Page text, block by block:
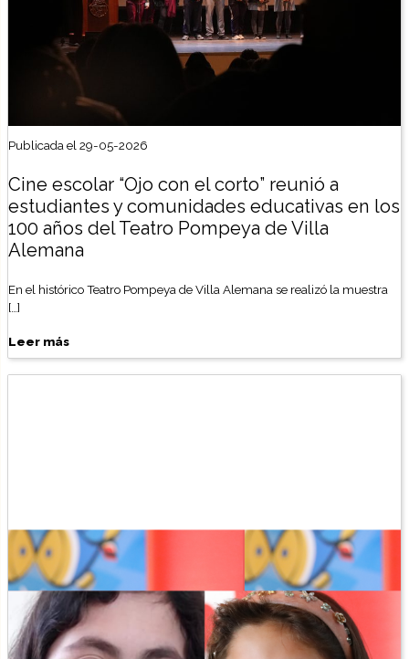
Publicada el 29-05-2026
Cine escolar “Ojo con el corto” reunió a
estudiantes y comunidades educativas en los
100 años del Teatro Pompeya de Villa
Alemana
En el histórico Teatro Pompeya de Villa Alemana se realizó la muestra
[…]
Leer más